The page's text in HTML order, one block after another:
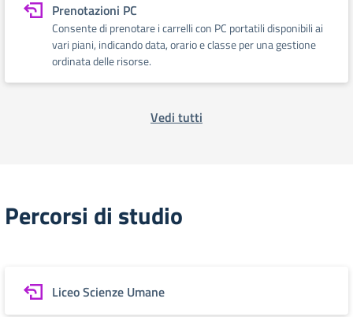
Prenotazioni PC
Consente di prenotare i carrelli con PC portatili disponibili ai
vari piani, indicando data, orario e classe per una gestione
ordinata delle risorse.
Vedi tutti
Percorsi di studio
Liceo Scienze Umane